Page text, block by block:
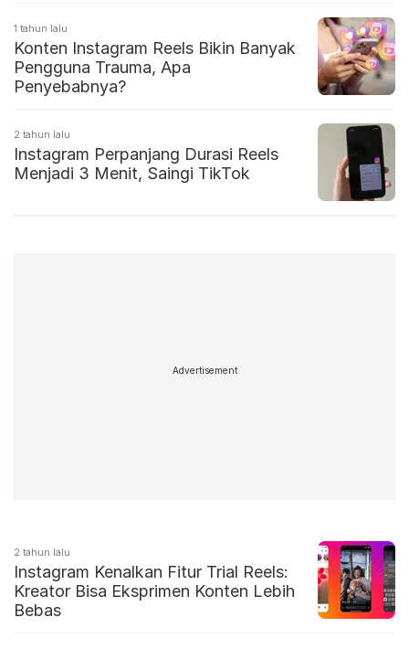
1 tahun lalu
Konten Instagram Reels Bikin Banyak
Pengguna Trauma, Apa
Penyebabnya?
2 tahun lalu
Instagram Perpanjang Durasi Reels
Menjadi 3 Menit, Saingi TikTok
Advertisement
2 tahun lalu
Instagram Kenalkan Fitur Trial Reels:
Kreator Bisa Eksprimen Konten Lebih
Bebas